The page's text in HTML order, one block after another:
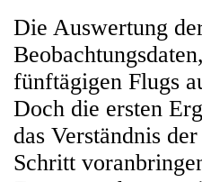
Die Auswertung
fünftägigen Flugs
Doch die ersten
das Verständnis
Schritt